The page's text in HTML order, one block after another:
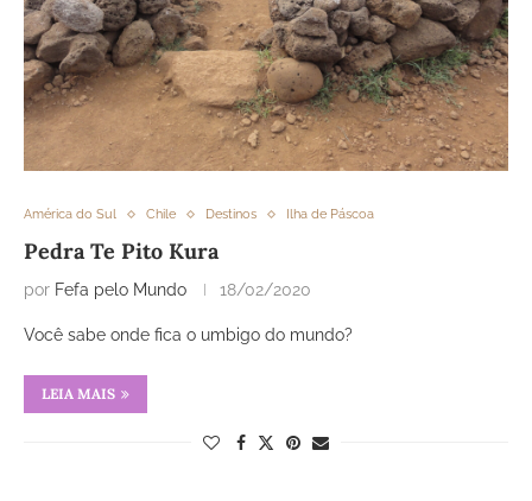
América do Sul Chile Destinos Ilha de Páscoa
Pedra Te Pito Kura
por Fefa pelo Mundo 18/02/2020
Você sabe onde fica o umbigo do mundo?
LEIA MAIS